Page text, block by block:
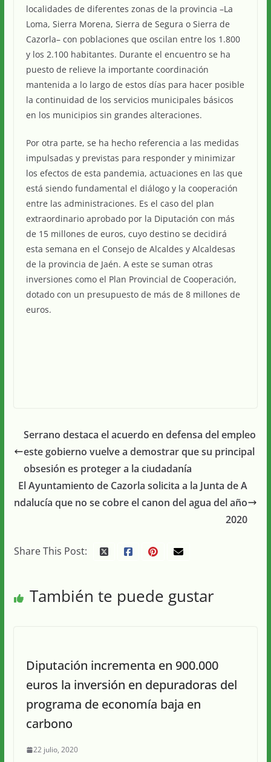
localidades de diferentes zonas de la provincia –La
Loma, Sierra Morena, Sierra de Segura o Sierra de
Cazorla– con poblaciones que oscilan entre los 1.800
y los 2.100 habitantes. Durante el encuentro se ha
puesto de relieve la importante coordinación
mantenida a lo largo de estos días para hacer posible
la continuidad de los servicios municipales básicos
en los municipios sin grandes alteraciones.
Por otra parte, se ha hecho referencia a las medidas
impulsadas y previstas para responder y minimizar
los efectos de esta pandemia, actuaciones en las que
está siendo fundamental el diálogo y la cooperación
entre las administraciones. Es el caso del plan
extraordinario aprobado por la Diputación con más
de 15 millones de euros, cuyo destino se decidirá
esta semana en el Consejo de Alcaldes y Alcaldesas
de la provincia de Jaén. A este se suman otras
inversiones como el Plan Provincial de Cooperación,
dotado con un presupuesto de más de 8 millones de
euros.
Serrano destaca el acuerdo en defensa del empleo
este gobierno vuelve a demostrar que su principal
obsesión es proteger a la ciudadanía
El Ayuntamiento de Cazorla solicita a la Junta de A
ndalucía que no se cobre el canon del agua del año
2020
Share This Post:
También te puede gustar
Diputación incrementa en 900.000
euros la inversión en depuradoras del
programa de economía baja en
carbono
22 julio, 2020